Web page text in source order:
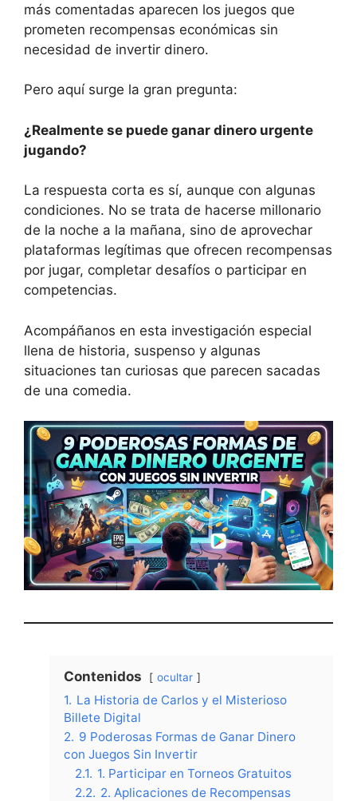
más comentadas aparecen los juegos que
prometen recompensas económicas sin
necesidad de invertir dinero.
Pero aquí surge la gran pregunta:
¿Realmente se puede ganar dinero urgente
jugando?
La respuesta corta es sí, aunque con algunas
condiciones. No se trata de hacerse millonario
de la noche a la mañana, sino de aprovechar
plataformas legítimas que ofrecen recompensas
por jugar, completar desafíos o participar en
competencias.
Acompáñanos en esta investigación especial
llena de historia, suspenso y algunas
situaciones tan curiosas que parecen sacadas
de una comedia.
Contenidos ocultar
1. La Historia de Carlos y el Misterioso
Billete Digital
2. 9 Poderosas Formas de Ganar Dinero
con Juegos Sin Invertir
2.1. 1. Participar en Torneos Gratuitos
2.2. 2. Aplicaciones de Recompensas